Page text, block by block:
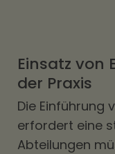
Einsatz von
der Praxis
Die Einführung
erfordert eine
Abteilungen